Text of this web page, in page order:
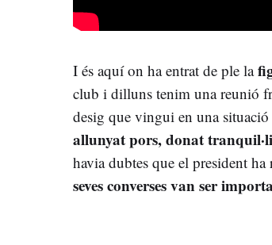
I és aquí on ha entrat de ple la
club i dilluns tenim una reunió
desig que vingui en una
allunyat pors, donat
havia dubtes que el president ha
seves converses van ser